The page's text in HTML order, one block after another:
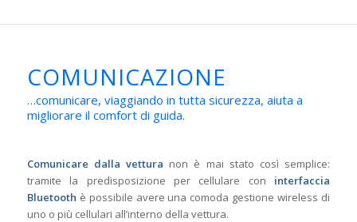
COMUNICAZIONE
…comunicare, viaggiando in tutta sicurezza, aiuta a
migliorare il comfort di guida.
Comunicare dalla vettura non è mai stato così semplice:
tramite la predisposizione per cellulare con interfaccia
Bluetooth è possibile avere una comoda gestione wireless di
uno o più cellulari all’interno della vettura.